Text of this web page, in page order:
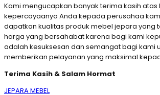
Kami mengucapkan banyak terima kasih atas
kepercayaanya Anda kepada perusahaa
dapatkan kualitas produk mebel jepara yang
harga yang bersahabat karena bagi kami
adalah kesuksesan dan semangat bagi kami
memberikan pelayanan yang maksimal
Terima Kasih & Salam Hormat
JEPARA MEBEL